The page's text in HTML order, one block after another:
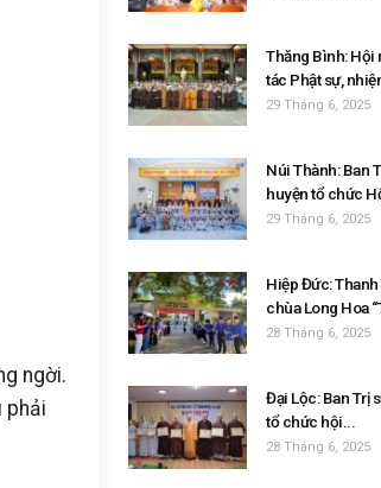
ngời.
phải
Thăng Bình: Hội
tác Phật sự,
29 Tháng 6, 2025
Núi Thành: Ban
huyện tổ chức
29 Tháng 6, 2025
Hiệp Đức:
chùa Long Hoa
28 Tháng 6, 2025
Đại Lộc: Ban Trị
tổ chức hội...
28 Tháng 6, 2025